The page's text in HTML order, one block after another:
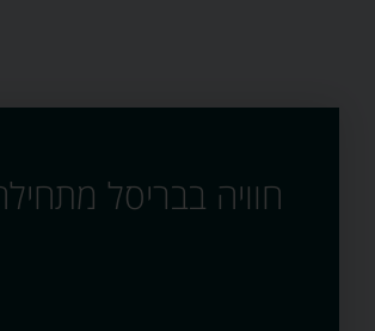
חוויה בבריסל